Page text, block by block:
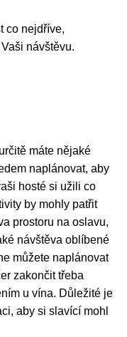
co nejdříve,
návštěvu.
máte nějaké
naplánovat, aby
hosté si užili co
by mohly patřit
prostoru na oslavu,
návštěva oblíbené
můžete naplánovat
zakončit třeba
u vína. Důležité je
aby si slavící mohl